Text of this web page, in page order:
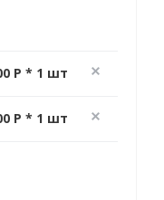
P * 1 шт
P * 1 шт